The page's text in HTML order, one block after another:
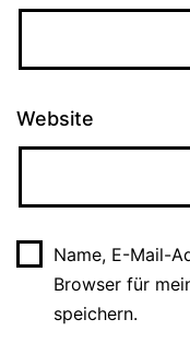
Website
Name, E-Mail-
Browser für
speichern.